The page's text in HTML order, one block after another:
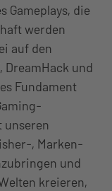
Gameplays, die
werden
auf den
DreamHack und
Fundament
unseren
, Marken-
und
kreieren,